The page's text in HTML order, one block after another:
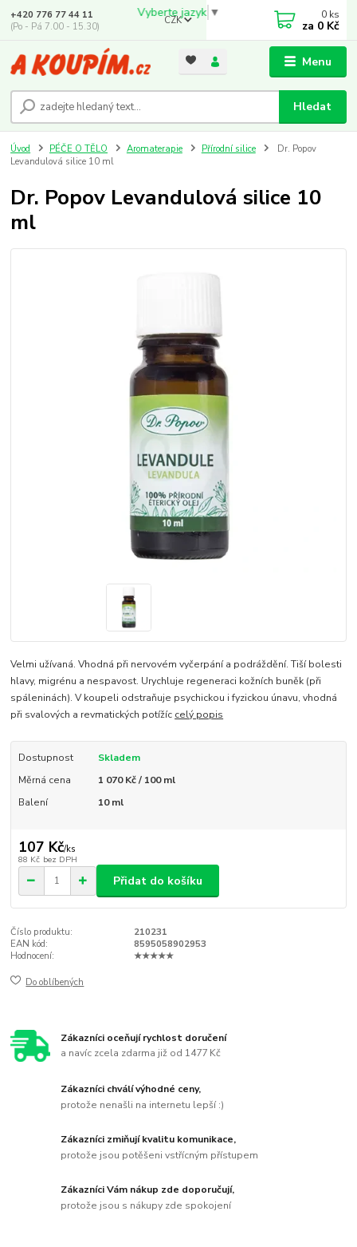
Vyberte jazyk ▼
Menu
CZK
Hledat
+420 776 77 44 11
(Po - Pá 7.00 - 15.30)
0 ks
za 0 Kč
Úvod PÉČE O TĚLO Aromaterapie Přírodní silice
Dr. Popov
Levandulová silice 10 ml
Dr. Popov Levandulová silice 10
ml
Velmi užívaná. Vhodná při nervovém vyčerpání a podráždění. Tiší bolesti
hlavy, migrénu a nespavost. Urychluje regeneraci kožních buněk (při
spáleninách). V koupeli odstraňuje psychickou i fyzickou únavu, vhodná
při svalových a revmatických potížíc celý popis
Dostupnost
Skladem
Měrná cena
1 070 Kč / 100 ml
Balení
10 ml
107 Kč/ks
88 Kč bez DPH
Přidat do košíku
Číslo produktu:
210231
EAN kód:
8595058902953
Hodnocení:
★★★★★
Do oblíbených
Zákazníci oceňují rychlost doručení
a navíc zcela zdarma již od 1477 Kč
Zákazníci chválí výhodné ceny,
protože nenašli na internetu lepší :)
Zákazníci zmiňují kvalitu komunikace,
protože jsou potěšeni vstřícným přístupem
Zákazníci Vám nákup zde doporučují,
protože jsou s nákupy zde spokojení